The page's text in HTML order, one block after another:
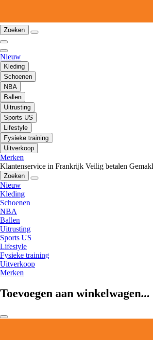
Zoeken
Nieuw
Kleding
Schoenen
NBA
Ballen
Uitrusting
Sports US
Lifestyle
Fysieke training
Uitverkoop
Merken
Klantenservice in Frankrijk Veilig betalen
Zoeken
Nieuw
Kleding
Schoenen
NBA
Ballen
Uitrusting
Sports US
Lifestyle
Fysieke training
Uitverkoop
Merken
Toevoegen aan winkelwagen...